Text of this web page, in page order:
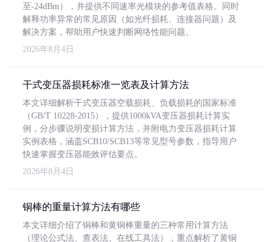
至-24dBm），并提供不同速率光模块的参考值表格。同时
解释功率异常的常见原因（如光纤损耗、连接器问题）及
解决方案，帮助用户快速判断网络性能问题。
2026年8月4日
干式变压器损耗标准一览表及计算方法
本文详细解析干式变压器空载损耗、负载损耗的国家标准
（GB/T 10228-2015），提供1000kVA变压器损耗计算实
例，分步骤说明变损计算方法，并附电力变压器损耗计算
实例表格，涵盖SCB10/SCB13等常见型号参数，指导用户
快速掌握变压器能效评估要点。
2026年8月4日
铜棒的重量计算方法有哪些
本文详细介绍了铜棒和黄铜棒重量的三种常用计算方法
（理论公式法、查表法、在线工具法），重点解析了黄铜